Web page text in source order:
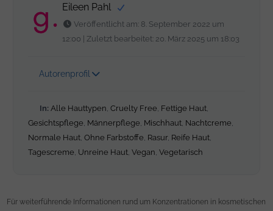
Eileen Pahl
Veröffentlicht am: 8. September 2022 um
12:00 | Zuletzt bearbeitet: 20. März 2025 um 18:03
Autorenprofil
In: Alle Hauttypen ,Cruelty Free Fettige Haut
Gesichtspflege Männerpflege Mischhaut Nachtcreme
Normale Haut ,Ohne Farbstoffe Rasur, Reife Haut
Tagescreme Unreine Haut ,Vegan ,Vegetarisch
Für weiterführende Informationen rund um Konzentrationen in kosmetischen